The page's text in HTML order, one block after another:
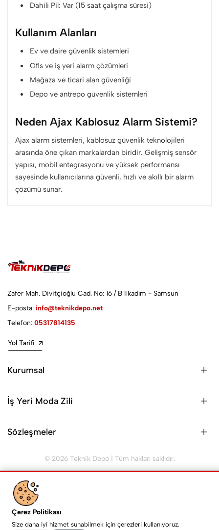
Dahili Pil: Var (15 saat çalışma süresi)
Kullanım Alanları
Ev ve daire güvenlik sistemleri
Ofis ve iş yeri alarm çözümleri
Mağaza ve ticari alan güvenliği
Depo ve antrepo güvenlik sistemleri
Neden Ajax Kablosuz Alarm Sistemi?
Ajax alarm sistemleri, kablosuz güvenlik teknolojileri
arasında öne çıkan markalardan biridir. Gelişmiş sensör
yapısı, mobil entegrasyonu ve yüksek performansı
sayesinde kullanıcılarına güvenli, hızlı ve akıllı bir alarm
çözümü sunar.
Zafer Mah. Divitçioğlu Cad. No: 16 / B İlkadım - Samsun
E-posta: info@teknikdepo.net
Telefon: 05317814135
Yol Tarifi
Kurumsal
İş Yeri Moda Zili
Sözleşmeler
© 2026 Teknik Depo | Tüm hakları saklıdır.
Çerez Politikası
Size daha iyi hizmet sunabilmek için çerezleri kullanıyoruz.